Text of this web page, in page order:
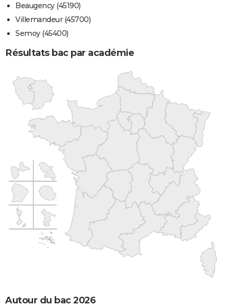
Beaugency (45190)
Villemandeur (45700)
Semoy (45400)
Résultats bac par académie
Autour du bac 2026